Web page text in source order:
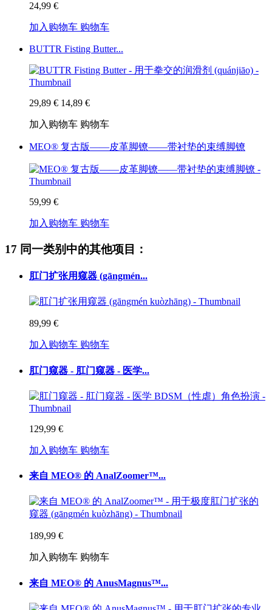
24,99 €
加入购物车 购物车
BUTTR Fisting Butter...
29,89 € 14,89 €
加入购物车 购物车
MEO® 复古版——皮革脚镣——带衬垫的束缚脚镣
59,99 €
加入购物车 购物车
17 同一类别中的其他项目：
肛门扩张用窥器 (gāngmén...
89,99 €
加入购物车 购物车
肛门窥器 - 肛门窥器 - 医学...
129,99 €
加入购物车 购物车
来自 MEO® 的 AnalZoomer™...
189,99 €
加入购物车 购物车
来自 MEO® 的 AnusMagnus™...